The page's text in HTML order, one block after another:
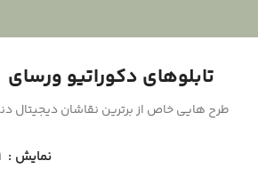
تابلوهای دکوراتیو ورسای
طرح هایی خاص از برترین نقاشان دیجیتال
نمایش